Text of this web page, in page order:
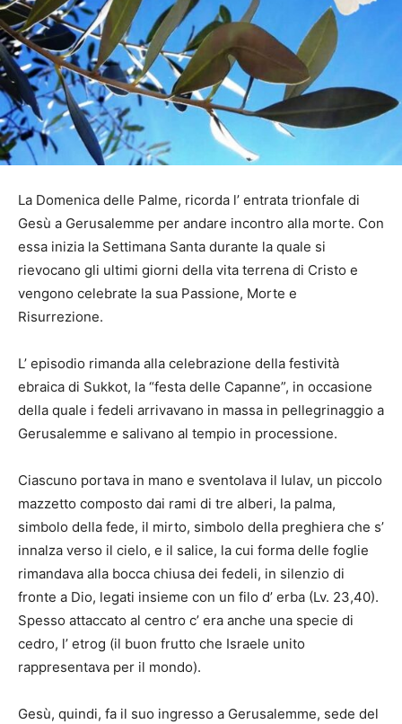
La Domenica delle Palme, ricorda l’ entrata trionfale di
Gesù a Gerusalemme per andare incontro alla morte. Con
essa inizia la Settimana Santa durante la quale si
rievocano gli ultimi giorni della vita terrena di Cristo e
vengono celebrate la sua Passione, Morte e
Risurrezione.
L’ episodio rimanda alla celebrazione della festività
ebraica di Sukkot, la “festa delle Capanne”, in occasione
della quale i fedeli arrivavano in massa in pellegrinaggio a
Gerusalemme e salivano al tempio in processione.
Ciascuno portava in mano e sventolava il lulav, un piccolo
mazzetto composto dai rami di tre alberi, la palma,
simbolo della fede, il mirto, simbolo della preghiera che s’
innalza verso il cielo, e il salice, la cui forma delle foglie
rimandava alla bocca chiusa dei fedeli, in silenzio di
fronte a Dio, legati insieme con un filo d’ erba (Lv. 23,40).
Spesso attaccato al centro c’ era anche una specie di
cedro, l’ etrog (il buon frutto che Israele unito
rappresentava per il mondo).
Gesù, quindi, fa il suo ingresso a Gerusalemme, sede del